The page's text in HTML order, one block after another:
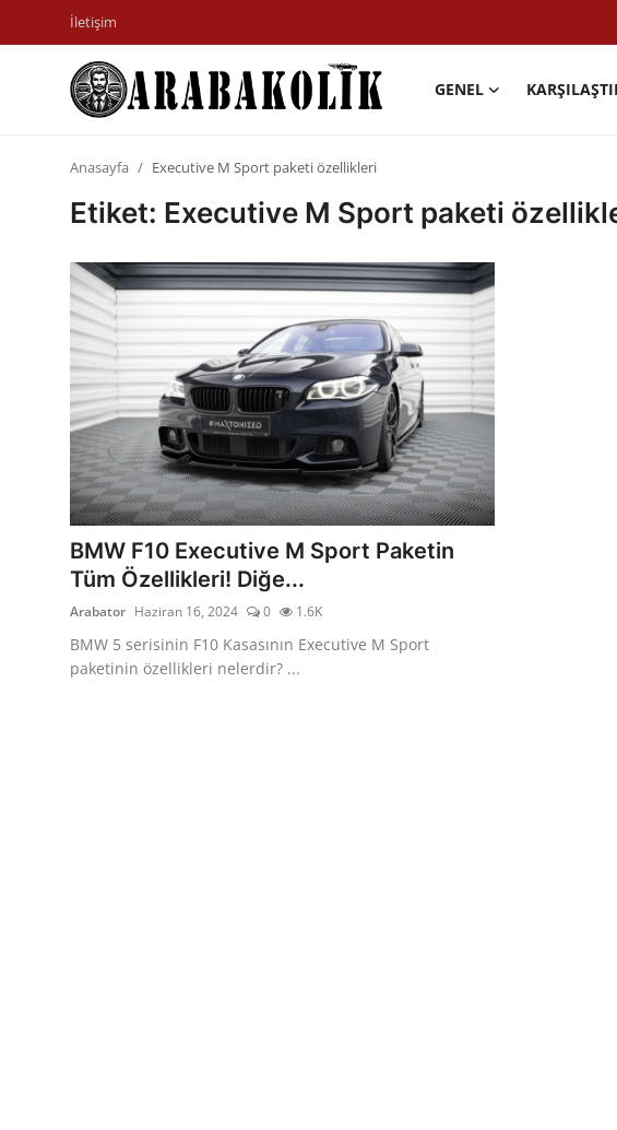
İletişim
GENEL
Testler
Markalar
Motosiklet
Öneriler
Paketler
Oto Bilgi
Anasayfa Executive M Sport paketi özellikleri
Etiket: Executive M Sport paketi
BMW F10 Executive M Sport Paketin
Tüm Özellikleri! Diğe...
Arabator Haziran 16, 2024 0 1.6K
BMW 5 serisinin F10 Kasasının Executive M Sport
paketinin özellikleri nelerdir? ...